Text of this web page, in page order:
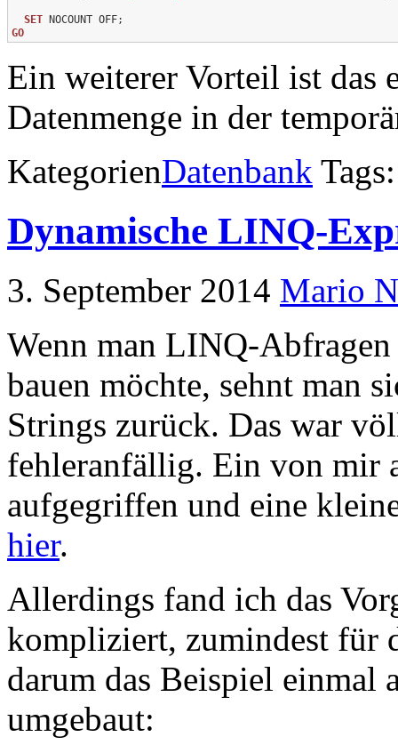
SET
GO
Ein weiterer Vorteil ist das
Datenmenge in der
KategorienDatenbank
Dynamische LINQ-
3. September 2014 Mario
Wenn man LINQ-Abfragen
bauen möchte, sehnt man
Strings zurück. Das war
fehleranfällig. Ein von mir
aufgegriffen und eine
hier.
Allerdings fand ich das
kompliziert, zumindest für
darum das Beispiel einmal
umgebaut: